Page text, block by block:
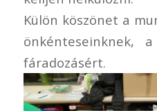
Külön köszönet a
önkénteseinknek,
fáradozásért.